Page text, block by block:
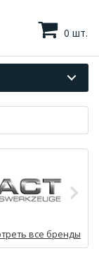
0 шт.
все бренды